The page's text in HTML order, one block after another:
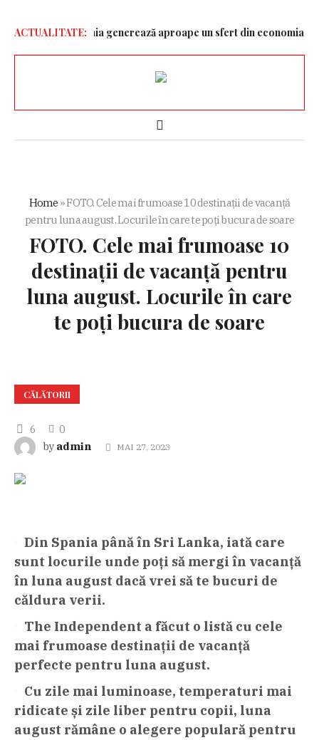
ACTUALITATE:
Germania generează aproape un sfert din economia
Home »FOTO. Cele mai frumoase 10 destinații de vacanță
pentru luna august. Locurile în care te poți bucura de soare
FOTO. Cele mai frumoase 10
destinații de vacanță pentru
luna august. Locurile în care
te poți bucura de soare
CĂLĂTORII
6
0
by admin MAI 27, 2023
Din Spania până în Sri Lanka, iată care
sunt locurile unde poți să mergi în vacanță
în luna august dacă vrei să te bucuri de
căldura verii.
The Independent a făcut o listă cu cele
mai frumoase destinații de vacanță
perfecte pentru luna august.
Cu zile mai luminoase, temperaturi mai
ridicate și zile liber pentru copii, luna
august rămâne o alegere populară pentru